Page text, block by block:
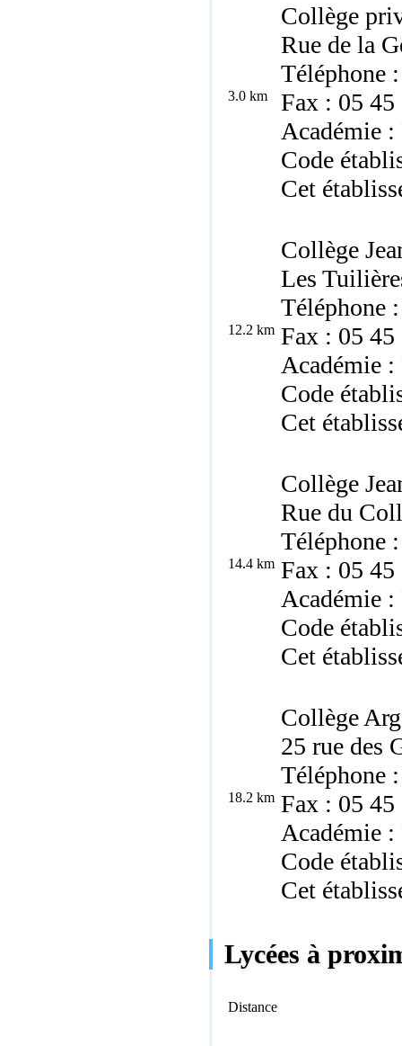
3.0 km
Collège
Rue de la
Téléphone
Fax : 05 45
Académie
Code
Cet
12.2 km
Collège
Les
Téléphone
Fax : 05 45
Académie
Code
Cet
14.4 km
Collège
Rue du
Téléphone
Fax : 05 45
Académie
Code
Cet
18.2 km
Collège
25 rue des
Téléphone
Fax : 05 45
Académie
Code
Cet
Lycées à
Distance